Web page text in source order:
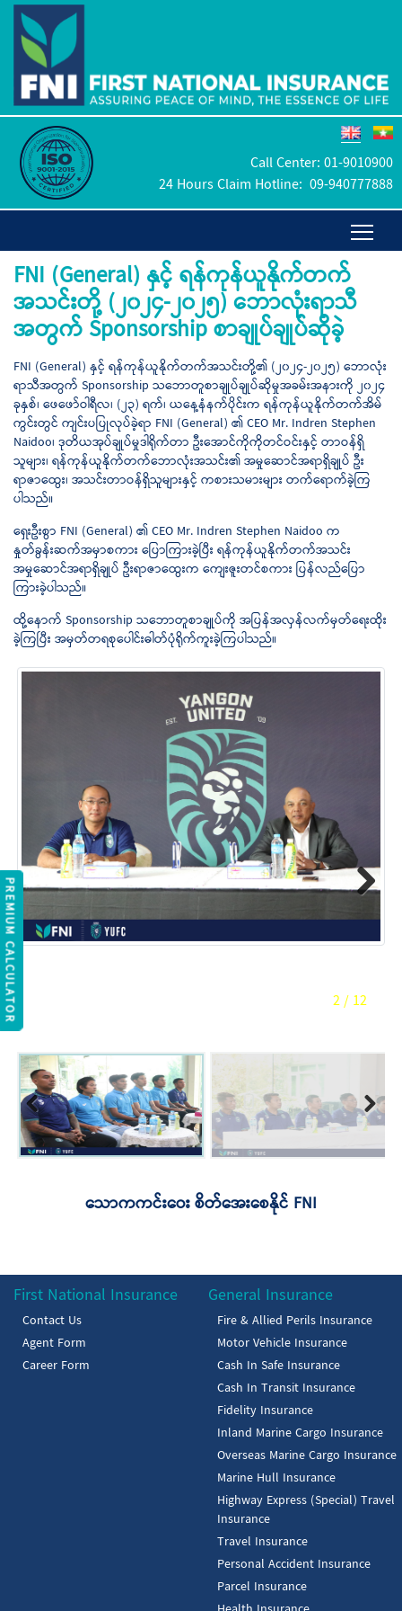
Call Center:01-9010900
24 Hours Claim Hotline: 09-940777888
FNI (General) နှင့် ရန်ကုန်ယူနိုက်တက်
အသင်းတို့ (၂၀၂၄-၂၀၂၅) ဘောလုံးရာသီ
အတွက် Sponsorship စာချုပ်ချုပ်ဆိုခဲ့
FNI (General) နှင့် ရန်ကုန်ယူနိုက်တက်အသင်းတို့၏ (၂၀၂၄-၂၀၂၅) ဘောလုံး
ရာသီအတွက် Sponsorship သဘောတူစာချုပ်ချုပ်ဆိုမှုအခမ်းအနားကို ၂၀၂၄
ခုနှစ်၊ ဖေဖော်ဝါရီလ၊ (၂၃) ရက်၊ ယနေ့နံနက်ပိုင်းက ရန်ကုန်ယူနိုက်တက်အိမ်
ကွင်းတွင် ကျင်းပပြုလုပ်ခဲ့ရာ FNI (General) ၏ CEO Mr. Indren Stephen
Naidoo၊ ဒုတိယအုပ်ချုပ်မှုဒါရိုက်တာ ဦးအောင်ကိုကိုတင်ဝင်းနှင့် တာဝန်ရှိ
သူများ၊ ရန်ကုန်ယူနိုက်တက်ဘောလုံးအသင်း၏ အမှုဆောင်အရာရှိချုပ် ဦး
ရာဇာထွေး၊ အသင်းတာဝန်ရှိသူများနှင့် ကစားသမားများ တက်ရောက်ခဲ့ကြ
ပါသည်။
ရှေးဦးစွာ FNI (General) ၏ CEO Mr. Indren Stephen Naidoo က
နှုတ်ခွန်းဆက်အမှာစကား ပြောကြားခဲ့ပြီး ရန်ကုန်ယူနိုက်တက်အသင်း
အမှုဆောင်အရာရှိချုပ် ဦးရာဇာထွေးက ကျေးဇူးတင်စကား ပြန်လည်ပြော
ကြားခဲ့ပါသည်။
ထို့နောက် Sponsorship သဘောတူစာချုပ်ကို အပြန်အလှန်လက်မှတ်ရေးထိုး
ခဲ့ကြပြီး အမှတ်တရစုပေါင်းဓါတ်ပုံရိုက်ကူးခဲ့ကြပါသည်။
2/12
Next
Previous Next
သောကကင်းဝေး စိတ်အေးစေနိုင် FNI
First National Insurance
Contact Us
Agent Form
Career Form
General Insurance
Fire & Allied Perils Insurance
Motor Vehicle Insurance
Cash In Safe Insurance
Cash In Transit Insurance
Fidelity Insurance
Inland Marine Cargo Insurance
Overseas Marine Cargo Insurance
Marine Hull Insurance
Highway Express (Special) Travel
Insurance
Travel Insurance
Personal Accident Insurance
Parcel Insurance